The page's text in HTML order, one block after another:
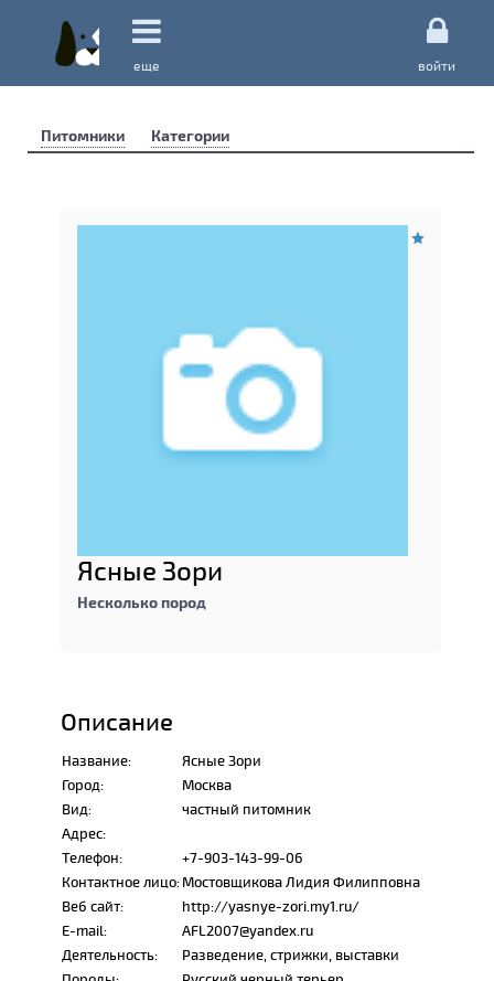
еще войти
Питомники Категории
Ясные Зори
Несколько пород
Описание
Название:
Ясные Зори
Город:
Москва
Вид:
частный питомник
Адрес:
Телефон:
+7-903-143-99-06
Контактное лицо:Мостовщикова Лидия Филипповна
Веб сайт:
http://yasnye-zori.my1.ru/
E-mail:
AFL2007@yandex.ru
Деятельность:
Разведение, стрижки, выставки